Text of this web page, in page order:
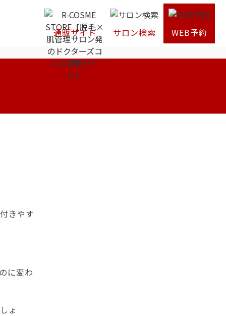
通販サイト サロン検索 WEB予約
きやす
に変わ
ょ